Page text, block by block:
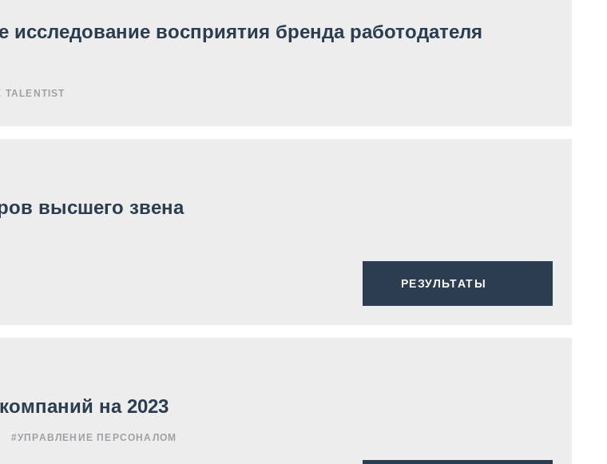
исследование восприятия бренда работодателя
TALENTIST
высшего звена
РЕЗУЛЬТАТЫ
на 2023
#УПРАВЛЕНИЕ ПЕРСОНАЛОМ